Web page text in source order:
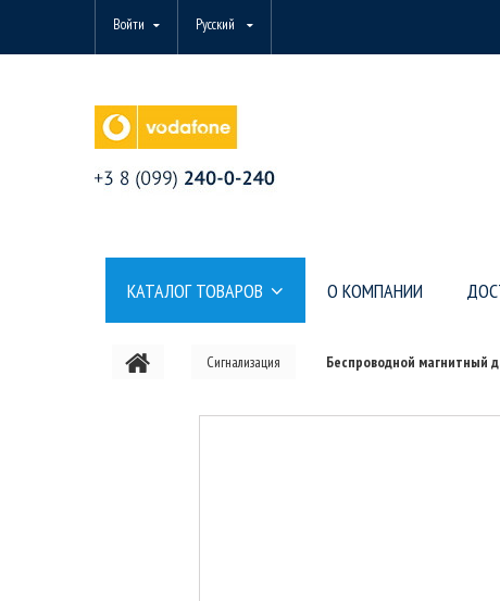
Войти Русский
КАТАЛОГ ТОВАРОВ О КОМПАНИИ
Сигнализация Беспроводной магнитный